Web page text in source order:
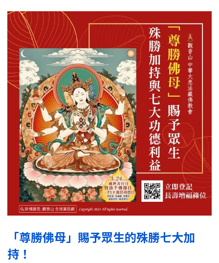
「尊勝佛母」賜予眾生的殊勝七大加
持！